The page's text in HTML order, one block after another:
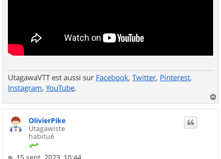
UtagawaVTT est aussi sur Facebook, Twitter, Pinterest,
Instagram, YouTube.
a
OlivierPike
Utagawiste
habitué
M